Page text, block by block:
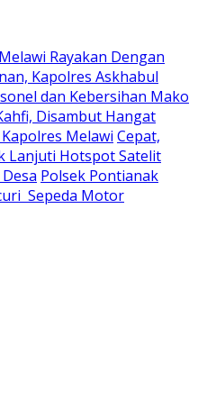
Rayakan Dengan
Kapolres Askhabul
dan Kebersihan Mako
Disambut Hangat
Melawi Cepat,
Lanjuti Hotspot Satelit
Polsek Pontianak
Sepeda Motor